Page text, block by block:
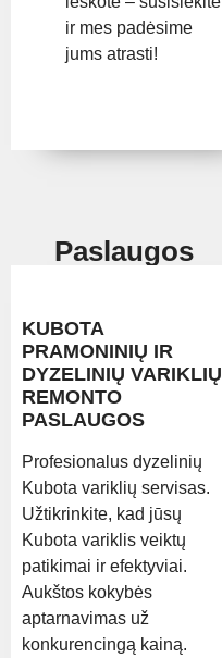
ir mes padėsime
jums atrasti!
Paslaugos
KUBOTA
PRAMONINIŲ IR
DYZELINIŲ VARIKLIŲ
REMONTO
PASLAUGOS
Profesionalus dyzelinių
Kubota variklių servisas.
Užtikrinkite, kad jūsų
Kubota variklis veiktų
patikimai ir efektyviai.
Aukštos kokybės
aptarnavimas už
konkurencingą kainą.